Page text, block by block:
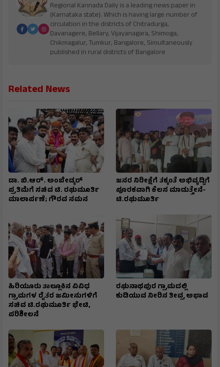
Regional Kannada Daily is a leading news paper in
(Karnataka state). Which is having large number of
circulation in the districts of Chitradurga,
Davanagere, Bellary, Vijayanagara, Shimoga,
Chikmagalur, Tumkur, Bangalore, Simultaneously
published in rural districts of Bangalore
Related News
ಡಾ. ಬಿ.ಆರ್. ಅಂಬೇಡ್ಕರ್
ಪ್ರತಿಮೆಗೆ ಸಚಿವ ಟಿ. ರಘುಮೂರ್ತಿ
ಮಾಲಾರ್ಪಣೆ; ಗೌರವ ನಮನ
ಜನರ ನಿರೀಕ್ಷೆಗೆ ತಕ್ಕಂತೆ ಅಭಿವೃದ್ದಿಗೆ
ಪೂರಕವಾಗಿ ಕೆಲಸ ಮಾಡುತ್ತೇನೆ-
ಟಿ.ರಘುಮೂರ್ತಿ
ಹಿರಿಯೂರು ತಾಲ್ಲೂಕಿನ ವಿವಿಧ
ಗ್ರಾಮಗಳ ರೈತರ ಜಮೀನುಗಳಿಗೆ
ಸಚಿವ ಟಿ.ರಘುಮೂರ್ತಿ ಭೇಟಿ,
ಪರಿಶೀಲನೆ
ರಘುನಾಥಪುರ ಗ್ರಾಮದಲ್ಲಿ
ಕುಡಿಯುವ ನೀರಿನ ತೀವ್ರ ಅಭಾವ